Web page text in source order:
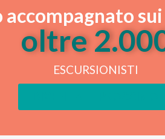
accompagnato
ESCURSIONISTI
oltre